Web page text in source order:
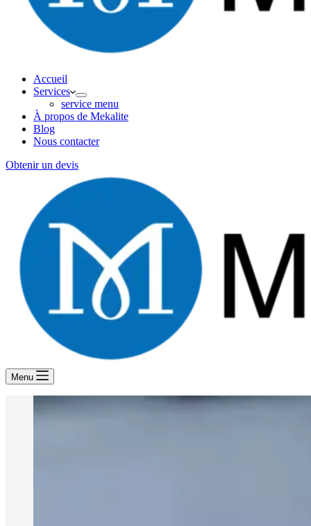
Accueil
Services
service menu
À propos de Mekalite
Blog
Nous contacter
Obtenir un devis
Menu